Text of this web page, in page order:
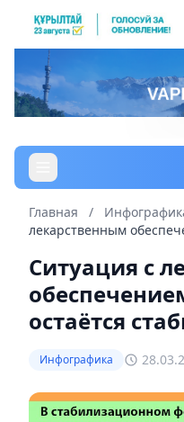
Главная /
лекарственным
Ситуация с
остаётся
Инфографика